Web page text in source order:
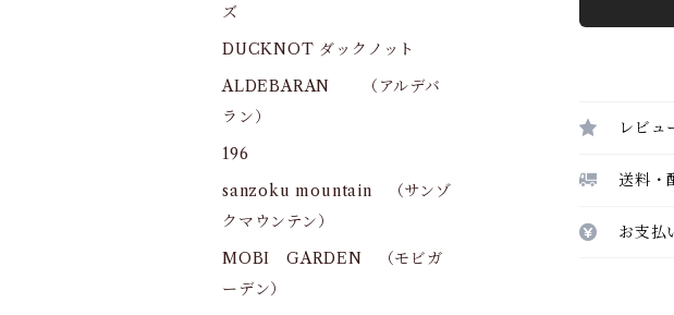
レビュ
送料・
お支払
ズ
DUCKNOT ダックノット
ALDEBARAN （アルデバ
ラン）
196
sanzoku mountain （サンゾ
クマウンテン）
MOBI GARDEN （モビガ
ーデン）